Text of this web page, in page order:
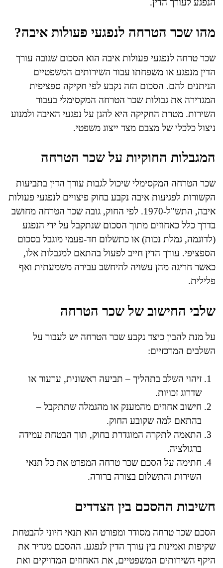
הנפגע לעורך הדין.
מהו שכר הטרחה לנפגעי פעולות איבה?
שכר טרחה לנפגעי פעולות איבה הוא הסכום שגובה עורך
הדין מנפגע או משפחתו עבור השירותים המשפטיים
הניתנים להם. הסכום הזה נקבע לפי חקיקה ספציפית
המגדירה את גבולות שכר הטרחה המקסימלי בעבור
השירות. מטרת החקיקה היא להגן על נפגעי האיבה ולמנוע
ניצול כלכלי של מצבם מצד ייצוג משפטי.
המגבלות החוקיות על שכר הטרחה
שכר הטרחה המקסימלי שיכול לגבות עורך הדין בתביעות
הקשורות לפגיעות איבה נקבע בחוק פיצויים לנפגעי פעולות
איבה, התש"ל-1970. לפי החוק, גובה שכר הטרחה מחושב
בדרך כלל כאחוזים מתוך הסכום שנתקבל על ידי הנפגע
(לדוגמה, גמלת נכות) או כתשלום חד-פעמי מוגבל בסכום
הספציפי. עורך הדין חייב לפעול בהתאם למגבלות אלו,
כאשר חריגה מהן עשויה להיחשב עבירה משמעתית ואף
פלילית.
שלבי החישוב של שכר הטרחה
על מנת להבין כיצד נקבע שכר הטרחה יש לעבור על
השלבים המרכזיים:
זיהוי השלב בתהליך – תביעה ראשונית, ערעור או
שדרוג זכויות.
חישוב אחוזים מהמענק או מהגמלה שתתקבל –
בהתאם למה שקובע החוק.
התאמה לתקרה המוגדרת בחוק, תוך הבטחת עמידה
ברגולציה.
חתימה על הסכם שכר טרחה המפרט את כל תנאי
השירות והתשלום בצורה ברורה.
חשיבות ההסכם בין הצדדים
הסכם שכר טרחה מסודר ומפורט הוא תנאי חיוני להבטחת
שקיפות ואמינות בין עורך הדין לנפגע. ההסכם מגדיר את
היקף השירותים המשפטיים, את האחוזים המדויקים ואת